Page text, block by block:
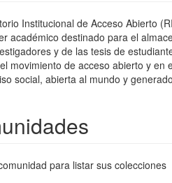
Institucional de Acceso Abierto
académico destinado para el
y de las tesis de
movimiento de acceso abierto y en
social, abierta al mundo y
para listar sus colecciones